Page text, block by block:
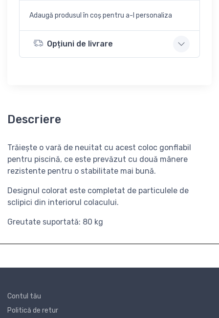
Adaugă produsul în coș pentru a-l personaliza
Opțiuni de livrare
Descriere
Trăiește o vară de neuitat cu acest coloc gonflabil
pentru piscină, ce este prevăzut cu două mânere
rezistente pentru o stabilitate mai bună.
Designul colorat este completat de particulele de
sclipici din interiorul colacului.
Greutate suportată: 80 kg
Contul tău
Politică de retur